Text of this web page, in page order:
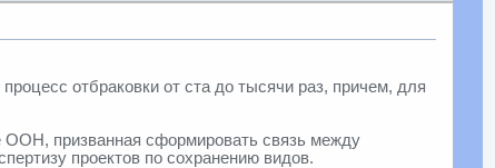
отбраковки от ста до тысячи раз, причем, для
ООН, призванная сформировать связь между
проектов по сохранению видов.